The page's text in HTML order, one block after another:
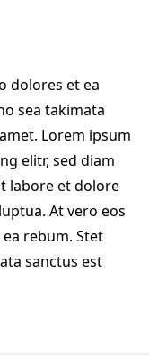
dolores et ea
sea takimata
Lorem ipsum
elitr, sed diam
labore et dolore
At vero eos
rebum. Stet
sanctus est